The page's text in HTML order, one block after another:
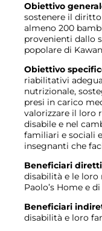
Obiettivo
sostenere il diritto
almeno 200
provenienti dallo
popolare di
Obiettivo
riabilitativi
nutrizionale,
presi in carico
valorizzare il loro
disabile e nel
familiari e sociali
insegnanti che
Beneficiari
disabilità e le loro
Paolo’s Home e
Beneficiari
disabilità e loro